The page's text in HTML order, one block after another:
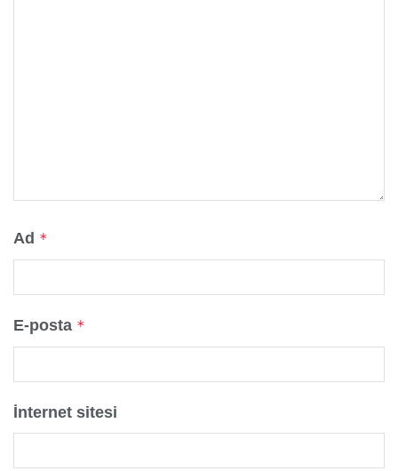
Ad *
E-posta *
İnternet sitesi